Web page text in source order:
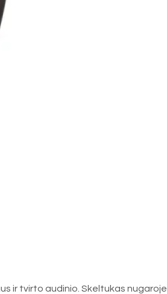
ir tvirto audinio. Skeltukas